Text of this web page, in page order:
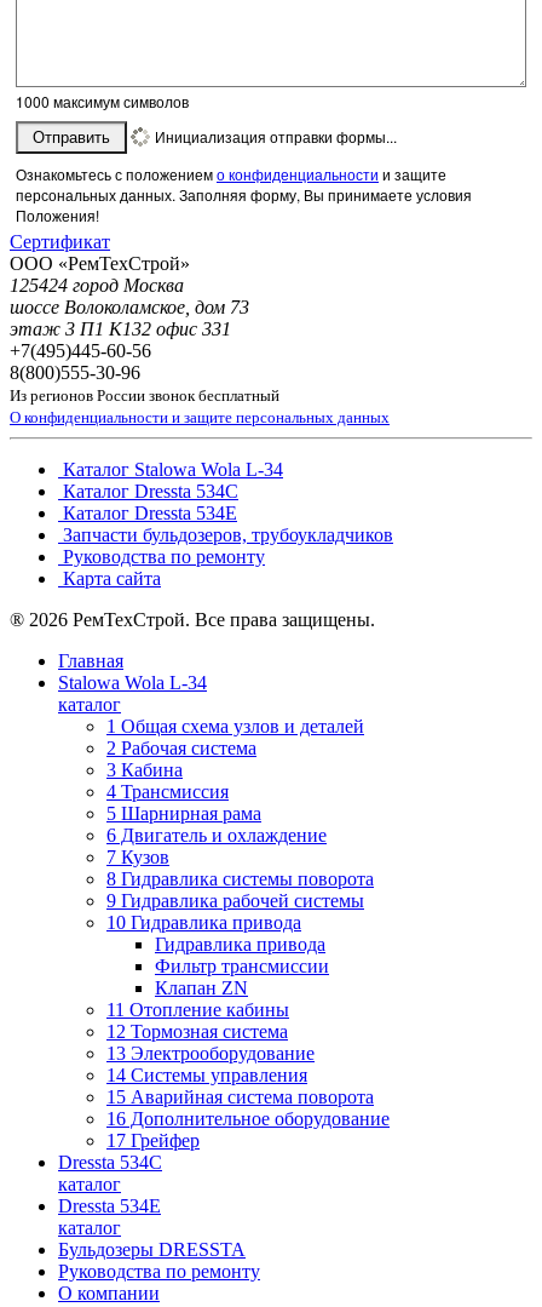
1000 максимум символов
Отправить
Инициализация отправки формы...
Ознакомьтесь с положениемо конфиденциальности и защите
персональных данных. Заполняя форму, Вы принимаете условия
Положения!
Сертификат
ООО «РемТехСтрой»
125424 город Москва
шоссе Волоколамское, дом 73
этаж 3 П1 К132 офис 331
+7(495)445-60-56
8(800)555-30-96
Из регионов России звонок бесплатный
О конфиденциальности и защите персональных данных
Каталог Stalowa Wola L-34
Каталог Dressta 534C
Каталог Dressta 534E
Запчасти бульдозеров, трубоукладчиков
Руководства по ремонту
Карта сайта
® 2026 РемТехСтрой. Все права защищены.
Главная
Stalowa Wola L-34
каталог
1 Общая схема узлов и деталей
2 Рабочая система
3 Кабина
4 Трансмиссия
5 Шарнирная рама
6 Двигатель и охлаждение
7 Кузов
8 Гидравлика системы поворота
9 Гидравлика рабочей системы
10 Гидравлика привода
Гидравлика привода
Фильтр трансмиссии
Клапан ZN
11 Отопление кабины
12 Тормозная система
13 Электрооборудование
14 Системы управления
15 Аварийная система поворота
16 Дополнительное оборудование
17 Грейфер
Dressta 534C
каталог
Dressta 534E
каталог
Бульдозеры DRESSTA
Руководства по ремонту
О компании